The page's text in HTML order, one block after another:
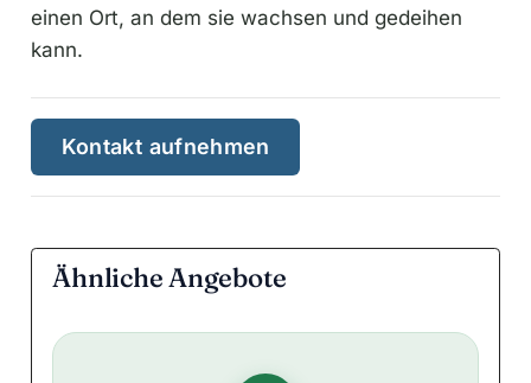
einen Ort, an dem sie wachsen und gedeihen
kann.
Kontakt aufnehmen
Ähnliche Angebote